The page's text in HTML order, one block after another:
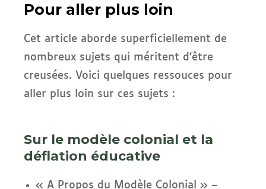
Pour aller plus loin
Cet article aborde superficiellement de
nombreux sujets qui méritent d’être
creusées. Voici quelques ressouces pour
aller plus loin sur ces sujets :
Sur le modèle colonial et la
déflation éducative
« A Propos du Modèle Colonial » –